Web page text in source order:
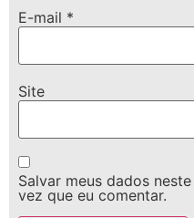
E-mail *
Site
Salvar meus dados
vez que eu comentar.